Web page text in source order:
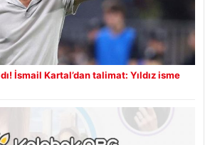
İsmail Kartal’dan talimat: Yıldız isme